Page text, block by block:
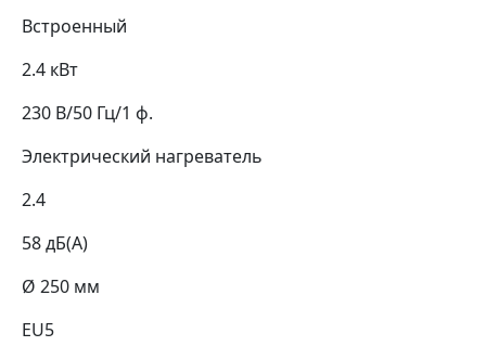
Встроенный
2.4 кВт
230 В/50 Гц/1 ф.
Электрический нагреватель
2.4
58 дБ(А)
Ø 250 мм
EU5